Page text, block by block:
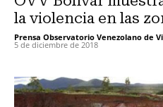
la violencia en las
Prensa Observatorio Venezolano de
5 de diciembre de 2018